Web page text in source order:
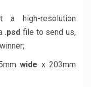
a high-resolution
.psd file to send us,
wide x 203mm